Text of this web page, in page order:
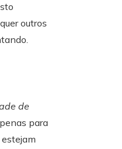
outros
de
para